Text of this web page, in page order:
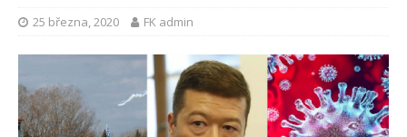
25 března, 2020 FK admin